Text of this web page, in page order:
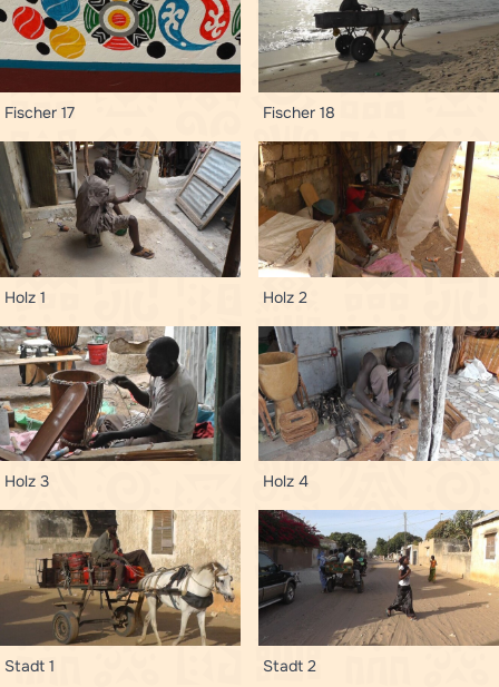
Fischer 17 Fischer 18
Holz 1 Holz 2
Holz 3 Holz 4
Stadt 1 Stadt 2